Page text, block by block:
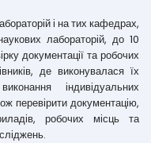
і на тих кафедрах,
лабораторій, до 10
документації та робочих
де виконувалася їх
індивідуальних
перевірити документацію,
робочих місць та